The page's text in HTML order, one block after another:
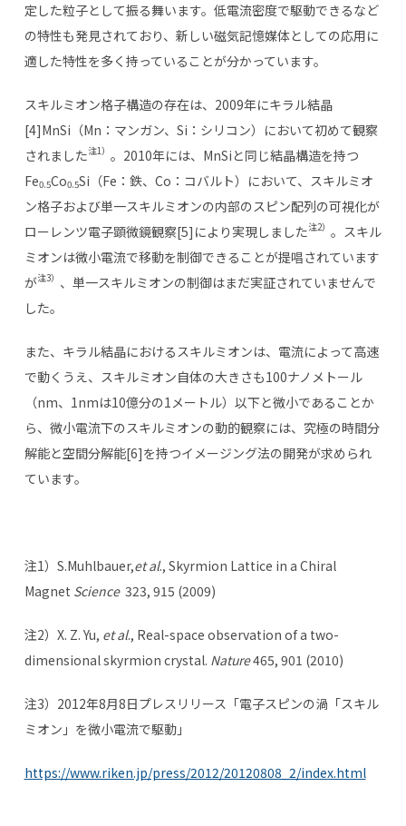
定した粒子として振る舞います。低電流密度で駆動できるなど
の特性も発見されており、新しい磁気記憶媒体としての応用に
適した特性を多く持っていることが分かっています。
スキルミオン格子構造の存在は、2009年にキラル結晶
[4]MnSi（Mn：マンガン、Si：シリコン）において初めて観察
されました注1） 。2010年には、MnSiと同じ結晶構造を持つ
Fe0.5Co0.5Si（Fe：鉄、Co：コバルト）において、スキルミオ
ン格子および単一スキルミオンの内部のスピン配列の可視化が
ローレンツ電子顕微鏡観察[5]により実現しました注2） 。スキル
ミオンは微小電流で移動を制御できることが提唱されています
が注3） 、単一スキルミオンの制御はまだ実証されていませんで
した。
また、キラル結晶におけるスキルミオンは、電流によって高速
で動くうえ、スキルミオン自体の大きさも100ナノメトール
（nm、1nmは10億分の1メートル）以下と微小であることか
ら、微小電流下のスキルミオンの動的観察には、究極の時間分
解能と空間分解能[6]を持つイメージング法の開発が求められ
ています。
注1）S.Muhlbauer,et al., Skyrmion Lattice in a Chiral
Magnet Science323, 915 (2009)
注2）X. Z. Yu, et al., Real-space observation of a two-
dimensional skyrmion crystal. Nature465, 901 (2010)
注3）2012年8月8日プレスリリース「電子スピンの渦「スキル
ミオン」を微小電流で駆動」
https://www.riken.jp/press/2012/20120808_2/index.html